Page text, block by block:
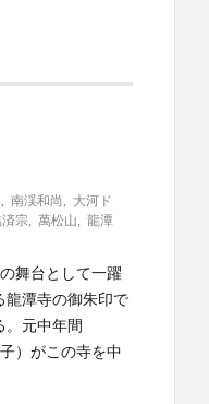
,南渓和尚
大河ド
済宗 ,萬松山 ,龍潭
舞台として一躍
龍潭寺の御朱印で
。元中年間
）がこの寺を中